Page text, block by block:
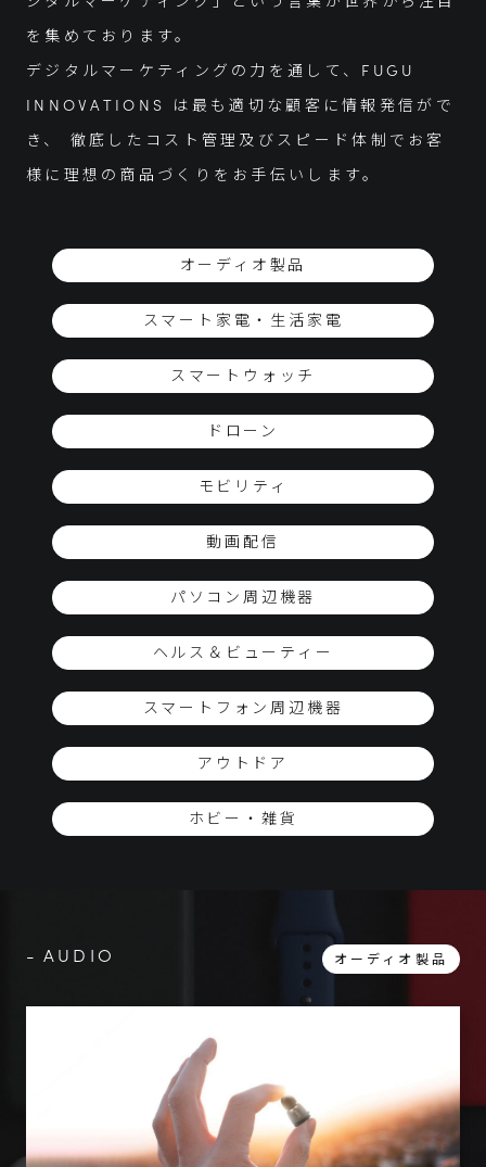
ジタルマーケティング」という言葉が世界から注目
を集めております。
デジタルマーケティングの力を通して、FUGU
INNOVATIONS は最も適切な顧客に情報発信がで
き、 徹底したコスト管理及びスピード体制でお客
様に理想の商品づくりをお手伝いします。
オーディオ製品
スマート家電・生活家電
スマートウォッチ
ドローン
モビリティ
動画配信
パソコン周辺機器
ヘルス＆ビューティー
スマートフォン周辺機器
アウトドア
ホビー・雑貨
AUDIO オーディオ製品